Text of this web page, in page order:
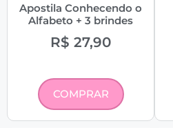
Apostila Conhecendo o
Alfabeto + 3 brindes
R$ 27,90
COMPRAR